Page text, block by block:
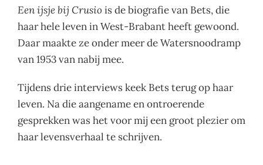
Een ijsje bij Crusio is de biografie van Bets, die
haar hele leven in West-Brabant heeft gewoond.
Daar maakte ze onder meer de Watersnoodramp
van 1953 van nabij mee.
Tijdens drie interviews keek Bets terug op haar
leven. Na die aangename en ontroerende
gesprekken was het voor mij een groot plezier om
haar levensverhaal te schrijven.